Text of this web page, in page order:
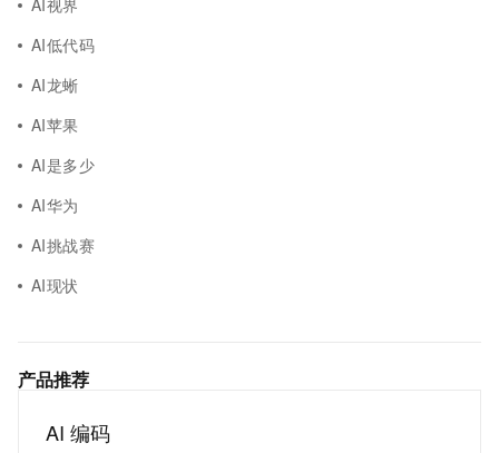
AI视界
AI低代码
AI龙蜥
AI苹果
AI是多少
AI华为
AI挑战赛
AI现状
产品推荐
AI 编码